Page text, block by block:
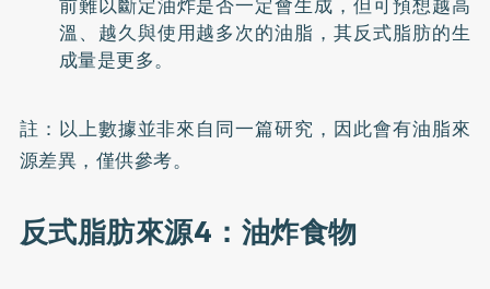
溫、越久與使用越多次的油脂，其反式脂肪的生
成量是更多。
註：以上數據並非來自同一篇研究，因此會有油脂來
源差異，僅供參考。
反式脂肪來源4：油炸食物